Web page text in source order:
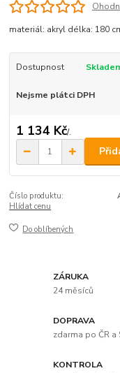
materiál: akryl délka: 180
Dostupnost
Nejsme plátci DPH
1 134 Kč/.
Číslo produktu:
Hlídat cenu
Do oblíbených
ZÁRUKA
24 měsíců
DOPRAVA
zdarma po ČR a
KONTROLA